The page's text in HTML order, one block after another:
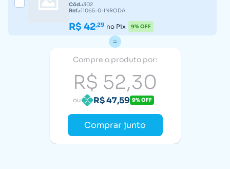
Cód.:302
Ref.:11065-0-INRODA
R$ 42,29 no Pix 9% OFF
Compre o produto por:
R$ 52,30
ou R$ 47,59 9% OFF
Comprar junto